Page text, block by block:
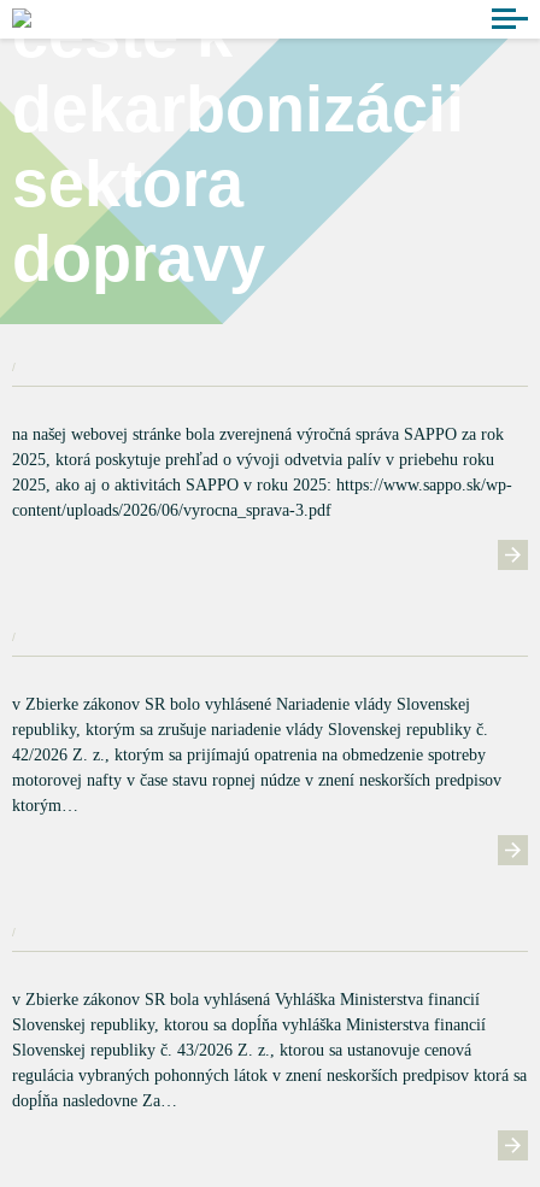
ceste k
dekarbonizácii
sektora
dopravy
/
na našej webovej stránke bola zverejnená výročná správa SAPPO za rok
2025, ktorá poskytuje prehľad o vývoji odvetvia palív v priebehu roku
2025, ako aj o aktivitách SAPPO v roku 2025: https://www.sappo.sk/wp-
content/uploads/2026/06/vyrocna_sprava-3.pdf
/
v Zbierke zákonov SR bolo vyhlásené Nariadenie vlády Slovenskej
republiky, ktorým sa zrušuje nariadenie vlády Slovenskej republiky č.
42/2026 Z. z., ktorým sa prijímajú opatrenia na obmedzenie spotreby
motorovej nafty v čase stavu ropnej núdze v znení neskorších predpisov
ktorým…
/
v Zbierke zákonov SR bola vyhlásená Vyhláška Ministerstva financií
Slovenskej republiky, ktorou sa dopĺňa vyhláška Ministerstva financií
Slovenskej republiky č. 43/2026 Z. z., ktorou sa ustanovuje cenová
regulácia vybraných pohonných látok v znení neskorších predpisov ktorá sa
dopĺňa nasledovne Za…